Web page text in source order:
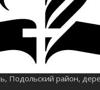
Подольский район,